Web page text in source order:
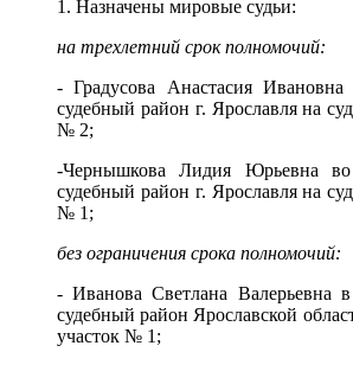
1. Назначены мировые судьи:
на трехлетний срок полномочий:
- Градусова Анастасия
судебный район г. Ярославля на
№ 2;
-Чернышкова Лидия Юрьевна во
судебный район г. Ярославля на
№ 1;
без ограничения срока полномочий:
- Иванова Светлана Валерьевна
судебный район Ярославской
участок № 1;